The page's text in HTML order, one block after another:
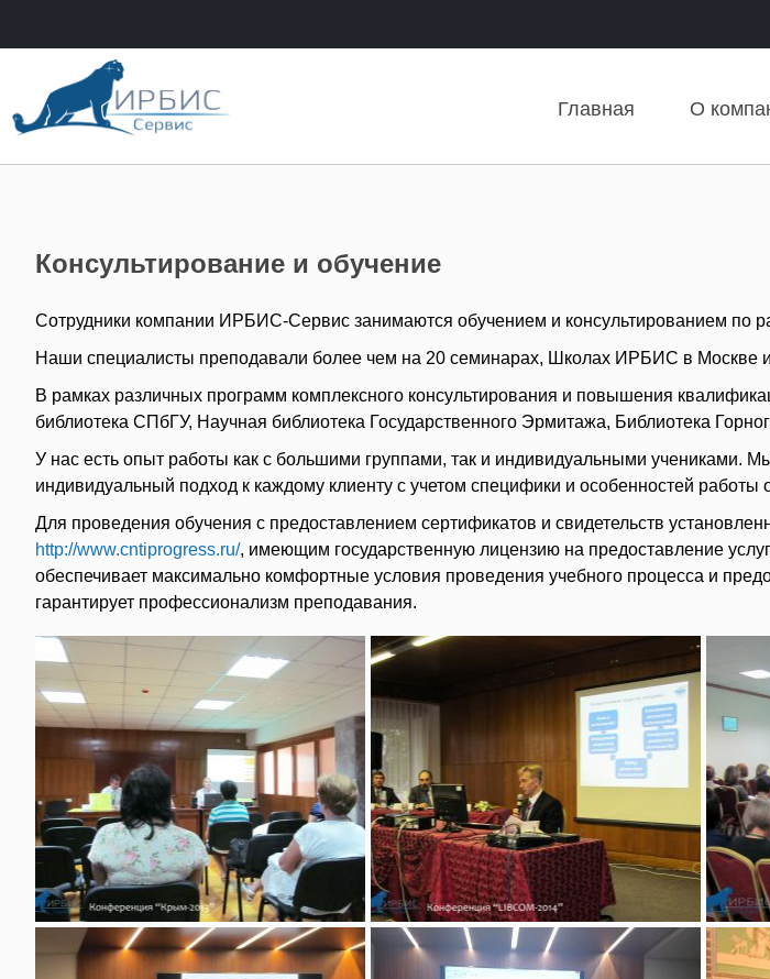
Главная О
Консультирование и обучение
Сотрудники компании ИРБИС-Сервис занимаются обучением и консультированием
Наши специалисты преподавали более чем на 20 семинарах, Школах ИРБИС в Москве
В рамках различных программ комплексного консультирования и повышения
библиотека СПбГУ, Научная библиотека Государственного Эрмитажа, Библиотека
У нас есть опыт работы как с большими группами, так и индивидуальными
индивидуальный подход к каждому клиенту с учетом специфики и особенностей работы
Для проведения обучения с предоставлением сертификатов и свидетельств
http://www.cntiprogress.ru/, имеющим государственную лицензию на предоставление
обеспечивает максимально комфортные условия проведения учебного процесса и
гарантирует профессионализм преподавания.